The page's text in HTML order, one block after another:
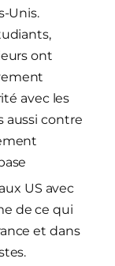
Unis.
ont
avec les
aussi contre
US avec
de ce qui
et dans